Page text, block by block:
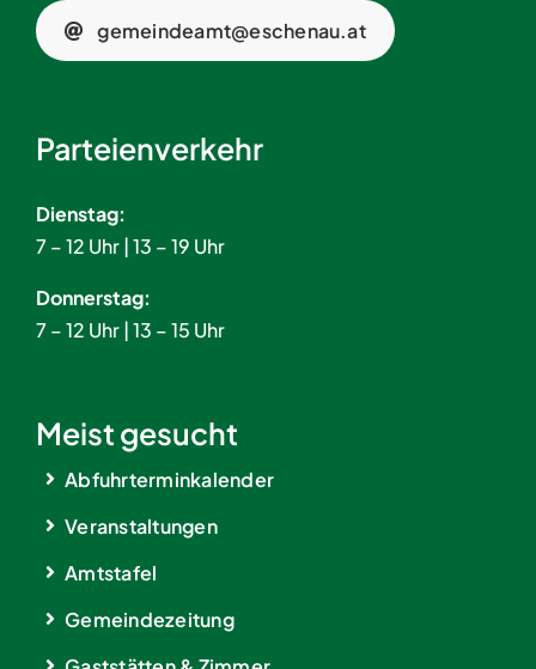
gemeindeamt@eschenau.at
Parteienverkehr
Dienstag:
7 – 12 Uhr | 13 – 19 Uhr
Donnerstag:
7 – 12 Uhr | 13 – 15 Uhr
Meist gesucht
Abfuhrterminkalender
Veranstaltungen
Amtstafel
Gemeindezeitung